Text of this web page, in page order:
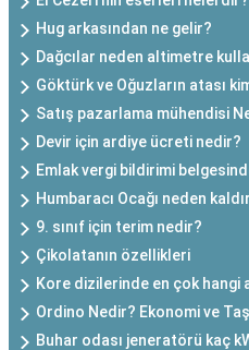
Hug arkasından ne gelir?
Dağcılar neden altimetre
Göktürk ve Oğuzların atası
Satış pazarlama mühendisi
Devir için ardiye ücreti nedir?
Emlak vergi bildirimi
Humbaracı Ocağı neden
9. sınıf için terim nedir?
Çikolatanın özellikleri
Kore dizilerinde en çok hangi
Ordino Nedir? Ekonomi ve
Buhar odası jeneratörü kaç